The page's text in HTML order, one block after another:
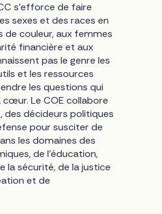
s'efforce de faire
sexes et des races en
couleur, aux femmes
financière et aux
pas le genre les
et les ressources
les questions qui
Le COE collabore
des décideurs politiques
pour susciter de
les domaines des
de l'éducation,
la sécurité, de la justice
et de